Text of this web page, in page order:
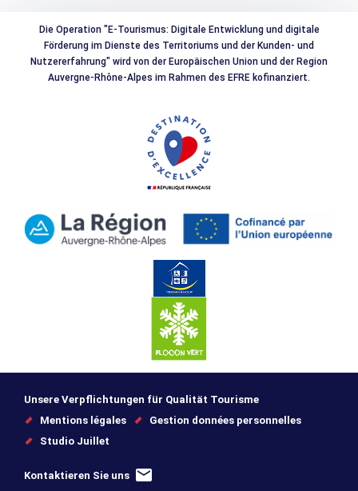
Die Operation "E-Tourismus: Digitale Entwicklung und digitale
Förderung im Dienste des Territoriums und der Kunden- und
Nutzererfahrung" wird von der Europäischen Union und der Region
Auvergne-Rhône-Alpes im Rahmen des EFRE kofinanziert.
Unsere Verpflichtungen für Qualität Tourisme
Mentions légales
Gestion données personnelles
Studio Juillet
Kontaktieren Sie uns